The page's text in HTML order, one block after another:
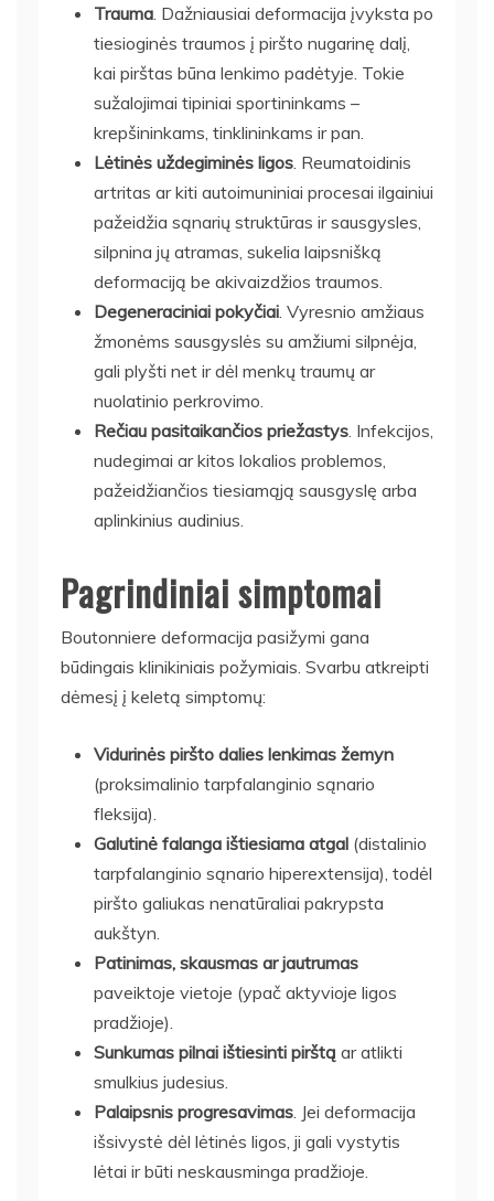
Trauma . Dažniausiai deformacija įvyksta po
tiesioginės traumos į piršto nugarinę dalį,
kai pirštas būna lenkimo padėtyje. Tokie
sužalojimai tipiniai sportininkams –
krepšininkams, tinklininkams ir pan.
Lėtinės uždegiminės ligos . Reumatoidinis
artritas ar kiti autoimuniniai procesai ilgainiui
pažeidžia sąnarių struktūras ir sausgysles,
silpnina jų atramas, sukelia laipsnišką
deformaciją be akivaizdžios traumos.
Degeneraciniai pokyčiai . Vyresnio amžiaus
žmonėms sausgyslės su amžiumi silpnėja,
gali plyšti net ir dėl menkų traumų ar
nuolatinio perkrovimo.
Rečiau pasitaikančios priežastys . Infekcijos,
nudegimai ar kitos lokalios problemos,
pažeidžiančios tiesiamąją sausgyslę arba
aplinkinius audinius.
Pagrindiniai simptomai
Boutonniere deformacija pasižymi gana
būdingais klinikiniais požymiais. Svarbu atkreipti
dėmesį į keletą simptomų:
Vidurinės piršto dalies lenkimas žemyn
(proksimalinio tarpfalanginio sąnario
fleksija).
Galutinė falanga ištiesiama atgal (distalinio
tarpfalanginio sąnario hiperextensija), todėl
piršto galiukas nenatūraliai pakrypsta
aukštyn.
Patinimas, skausmas ar jautrumas
paveiktoje vietoje (ypač aktyvioje ligos
pradžioje).
Sunkumas pilnai ištiesinti pirštą ar atlikti
smulkius judesius.
Palaipsnis progresavimas . Jei deformacija
išsivystė dėl lėtinės ligos, ji gali vystytis
lėtai ir būti neskausminga pradžioje.